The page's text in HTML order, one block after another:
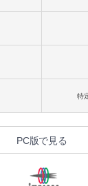
特
PC版で見る